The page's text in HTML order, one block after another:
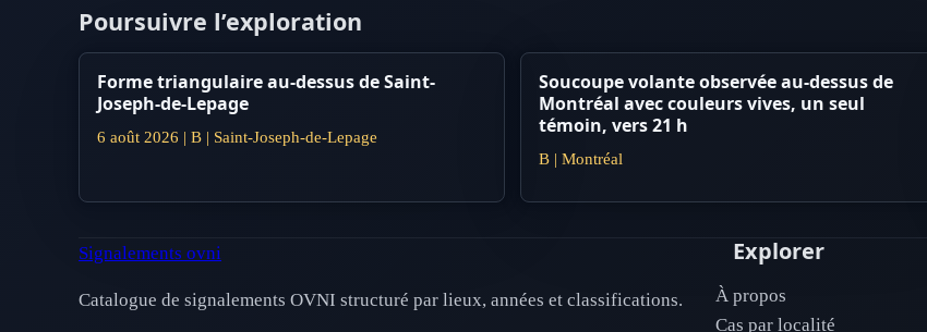
Poursuivre l’exploration
Forme triangulaire au-dessus de Saint-
Joseph-de-Lepage
6 août 2026 | B | Saint-Joseph-de-Lepage
Soucoupe volante observée au-dessus de
Montréal avec couleurs vives, un seul
témoin, vers 21 h
B | Montréal
Signalements ovni
Catalogue de signalements OVNI structuré par lieux, années et classifications.
Explorer
À propos
Cas par localité